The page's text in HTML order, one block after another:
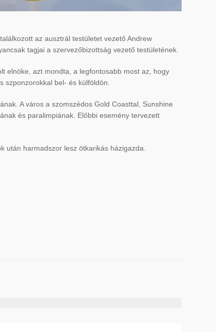
az ausztrál testületet vezető Andrew
tagjai a szervezőbizottság vezető testületének.
elnöke, azt mondta, a legfontosabb most az, hogy
szponzorokkal bel- és külföldön.
A város a szomszédos Gold Coasttal, Sunshine
és paralimpiának. Előbbi esemény tervezett
után harmadszor lesz ötkarikás házigazda.